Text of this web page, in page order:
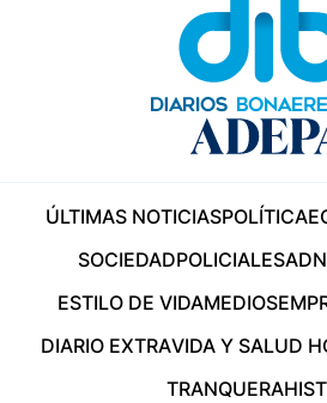
ÚLTIMAS NOTICIASPOLÍTICA
SOCIEDADPOLICIALES
ESTILO DE VIDAMEDIOS
DIARIO EXTRAVIDA Y SALUD
TRANQUERA